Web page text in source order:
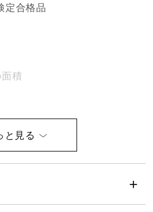
定合格品
積
感と面安定性向上を狙うた
ム根元まで溝（グルー
た設計に。